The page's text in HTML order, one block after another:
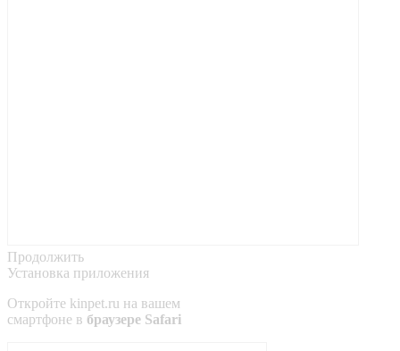
Продолжить
Установка приложения
Откройте kinpet.ru на вашем
смартфоне в браузере Safari